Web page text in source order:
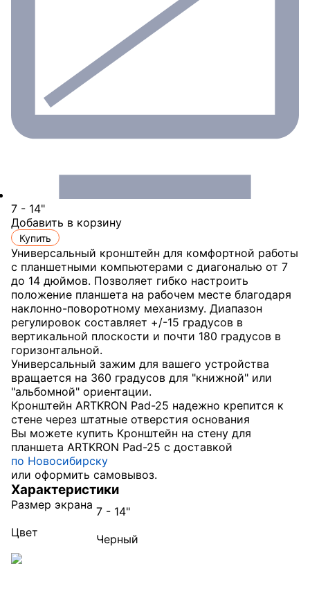
7 - 14"
Добавить в корзину
Купить
Универсальный кронштейн для комфортной работы
с планшетными компьютерами с диагональю от 7
до 14 дюймов. Позволяет гибко настроить
положение планшета на рабочем месте благодаря
наклонно-поворотному механизму. Диапазон
регулировок составляет +/-15 градусов в
вертикальной плоскости и почти 180 градусов в
горизонтальной.
Универсальный зажим для вашего устройства
вращается на 360 градусов для "книжной" или
"альбомной" ориентации.
Кронштейн ARTKRON Pad-25 надежно крепится к
стене через штатные отверстия основания
Вы можете купить Кронштейн на стену для
планшета ARTKRON Pad-25 с доставкой
по Новосибирску
или оформить самовывоз.
Характеристики
Размер экрана 7 - 14"
Цвет
Черный